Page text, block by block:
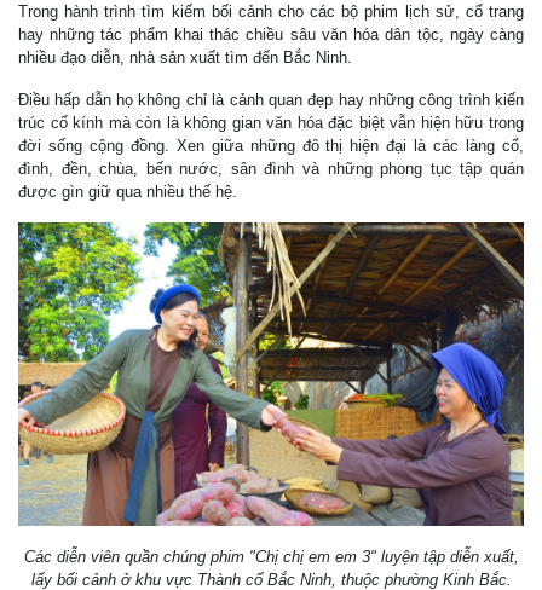
Trong hành trình tìm kiếm bối cảnh cho các bộ phim lịch sử, cổ trang
hay những tác phẩm khai thác chiều sâu văn hóa dân tộc, ngày càng
nhiều đạo diễn, nhà sản xuất tìm đến Bắc Ninh.
Điều hấp dẫn họ không chỉ là cảnh quan đẹp hay những công trình kiến
trúc cổ kính mà còn là không gian văn hóa đặc biệt vẫn hiện hữu trong
đời sống cộng đồng. Xen giữa những đô thị hiện đại là các làng cổ,
đình, đền, chùa, bến nước, sân đình và những phong tục tập quán
được gìn giữ qua nhiều thế hệ.
Các diễn viên quần chúng phim "Chị chị em em 3" luyện tập diễn xuất,
lấy bối cảnh ở khu vực Thành cổ Bắc Ninh, thuộc phường Kinh Bắc.